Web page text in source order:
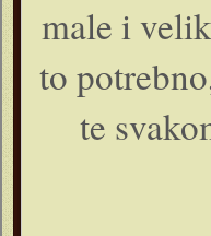
male i
to
te